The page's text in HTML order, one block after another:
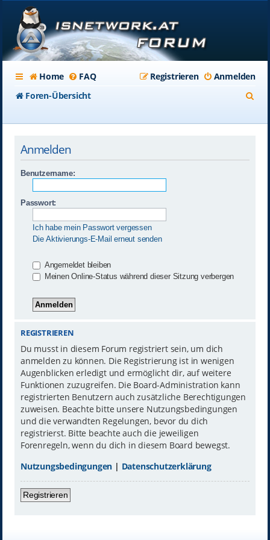
Home FAQ Anmelden
Registrieren
Foren-Übersicht
Anmelden
Benutzername:
Passwort:
Ich habe mein Passwort vergessen
Die Aktivierungs-E-Mail erneut senden
Angemeldet bleiben
Meinen Online-Status während dieser Sitzung verbergen
REGISTRIEREN
Du musst in diesem Forum registriert sein, um dich
anmelden zu können. Die Registrierung ist in wenigen
Augenblicken erledigt und ermöglicht dir, auf weitere
Funktionen zuzugreifen. Die Board-Administration kann
registrierten Benutzern auch zusätzliche Berechtigungen
zuweisen. Beachte bitte unsere Nutzungsbedingungen
und die verwandten Regelungen, bevor du dich
registrierst. Bitte beachte auch die jeweiligen
Forenregeln, wenn du dich in diesem Board bewegst.
Nutzungsbedingungen | Datenschutzerklärung
Registrieren